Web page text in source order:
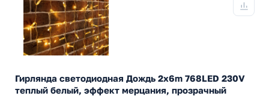
Гирлянда светодиодная Дождь 2x6m 768LED 230V
теплый белый, эффект мерцания, прозрачный